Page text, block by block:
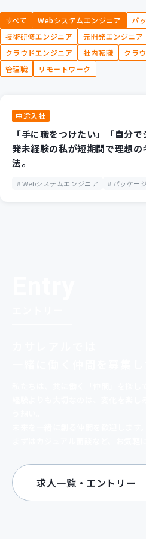
すべて Webシステムエンジニア パ
技術研修エンジニア
元開発エンジニア
クラウドエンジニア
社内転職 クラ
管理職
リモートワーク
中途入社
「手に職をつけたい」「自分
発未経験の私が短期間で理想
法。
Webシステムエンジニア パッケー
求人一覧・エントリー